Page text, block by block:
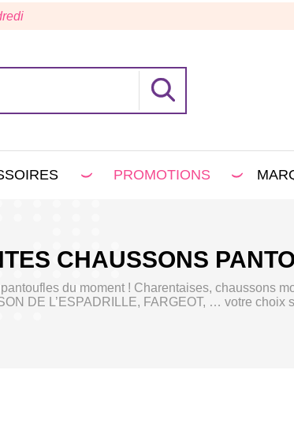
PROMOTIONS
CHAUSSONS
du moment ! Charentaises, chaussons
DE L’ESPADRILLE, FARGEOT, … votre choix